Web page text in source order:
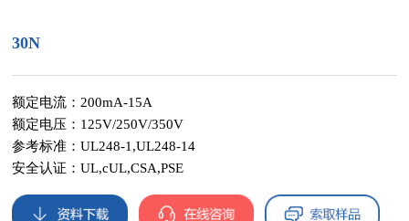
30N
额定电流：200mA-15A
额定电压：125V/250V/350V
参考标准：UL248-1,UL248-14
安全认证：UL,cUL,CSA,PSE